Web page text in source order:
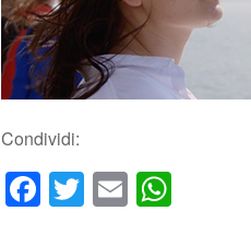
Condividi:
Facebook
Twitter
Email